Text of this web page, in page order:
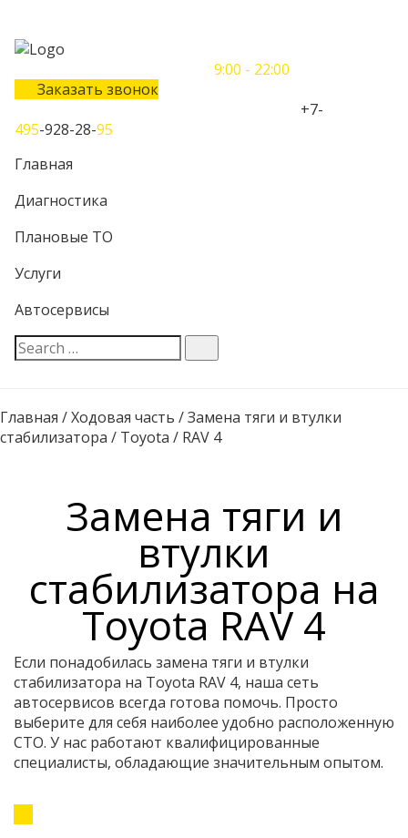
9:00 - 22:00
Заказать звонок
+7-
495-928-28-95
Главная
Диагностика
Плановые ТО
Услуги
Автосервисы
Главная /Ходовая часть /Замена тяги и втулки
стабилизатора / Toyota / RAV 4
Замена тяги и
втулки
стабилизатора на
Toyota RAV 4
Если понадобилась замена тяги и втулки
стабилизатора на Toyota RAV 4, наша сеть
автосервисов всегда готова помочь. Просто
выберите для себя наиболее удобно расположенную
СТО. У нас работают квалифицированные
специалисты, обладающие значительным опытом.